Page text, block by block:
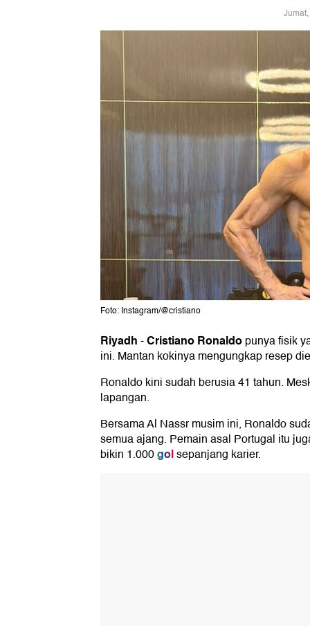
Foto: Instagram/@cristiano
Riyadh-Cristiano Ronaldopunya fisik
ini. Mantan kokinya mengungkap resep
Ronaldo kini sudah berusia 41 tahun.
lapangan.
Bersama Al Nassr musim ini, Ronaldo
semua ajang. Pemain asal Portugal itu
bikin 1.000golsepanjang karier.